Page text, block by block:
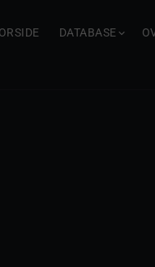
DATABASE